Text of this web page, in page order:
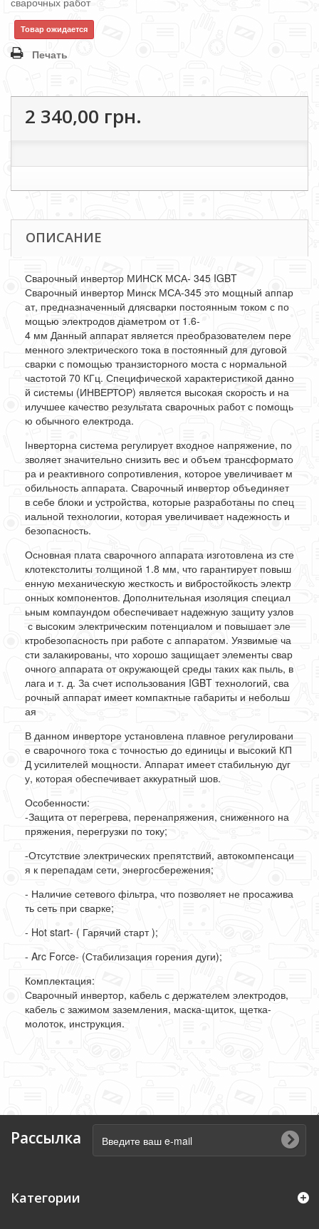
Товар ожидается
Печать
2 340,00 грн.
ОПИСАНИЕ
Сварочный инвертор МИНСК МСА- 345 IGBT
Сварочный инвертор Минск МСА-345 это мощный аппар
ат, предназначенный длясварки постоянным током с по
мощью электродов діаметром от1.6-
4 мм Данный аппарат является преобразователем пере
менного электрического тока в постоянный для дуговой
сварки с помощью транзисторного моста с нормальной
частотой 70 КГц. Специфической характеристикой данно
й системы (ИНВЕРТОР) является высокая скорость и на
илучшее качество результата сварочных работ с помощь
ю обычного електрода.
Інверторна система регулирует входное напряжение, по
зволяет значительно снизить вес и объем трансформато
ра и реактивного сопротивления, которое увеличивает м
обильность аппарата. Сварочный инвертор объединяет
в себе блоки и устройства, которые разработаны по спец
иальной технологии, которая увеличивает надежность и
безопасность.
Основная плата сварочного аппарата изготовлена из сте
клотекстолиты толщиной 1.8 мм, что гарантирует повыш
енную механическую жесткость и вибростойкость электр
онных компонентов. Дополнительная изоляция специал
ьным компаундом обеспечивает надежную защиту узлов
с высоким электрическим потенциалом и повышает эле
ктробезопасность при работе с аппаратом. Уязвимые ча
сти залакированы, что хорошо защищает элементы свар
очного аппарата от окружающей среды таких как пыль, в
лага и т. д. За счет использования IGBT технологий, сва
рочный аппарат имеет компактные габариты и небольш
ая
В данном инверторе установлена плавное регулировани
е сварочного тока с точностью до единицы и высокий КП
Д усилителей мощности. Аппарат имеет стабильную дуг
у, которая обеспечивает аккуратный шов.
Особенности:
-Защита от перегрева, перенапряжения, сниженного на
пряжения, перегрузки по току;
-Отсутствие электрических препятствий, автокомпенсаци
я к перепадам сети, энергосбережения;
- Наличие сетевого фільтра, что позволяет не просажива
ть сеть при сварке;
- Hot start- ( Гарячий старт );
- Arc Force- (Стабилизация горения дуги);
Комплектация:
Сварочный инвертор, кабель с держателем электродов,
кабель с зажимом заземления, маска-щиток, щетка-
молоток, инструкция.
Рассылка
Категории